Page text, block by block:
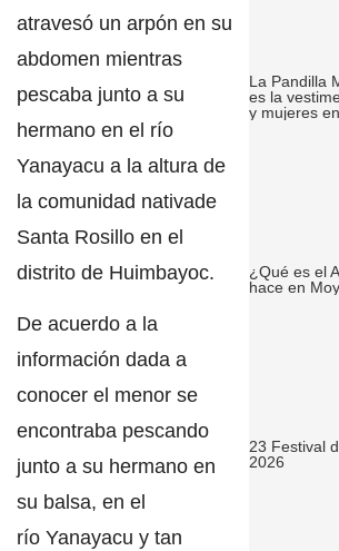
atravesó un arpón en su
abdomen mientras
pescaba junto a su
hermano en el río
Yanayacu a la altura de
la comunidad nativade
Santa Rosillo en el
distrito de Huimbayoc.
De acuerdo a la
información dada a
conocer el menor se
encontraba pescando
junto a su hermano en
su balsa, en el
río Yanayacu y tan
La Pandilla
es la
y mujeres
¿Qué es el
hace en
23 Festival
2026